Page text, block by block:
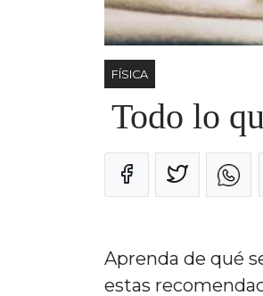
FÍSICA
Todo lo
Aprenda de qué
estas